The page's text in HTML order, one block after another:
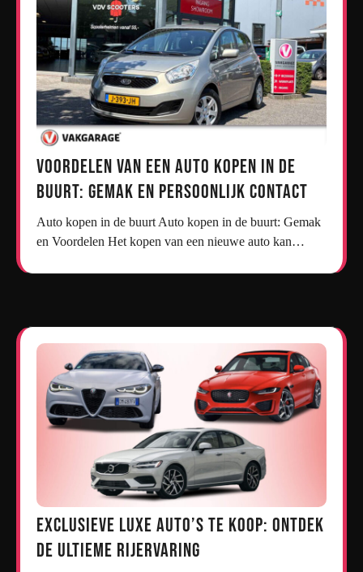
Voordelen van een Auto Kopen in de
Buurt: Gemak en Persoonlijk Contact
Auto kopen in de buurt Auto kopen in de buurt: Gemak
en Voordelen Het kopen van een nieuwe auto kan…
Exclusieve Luxe Auto’s te Koop: Ontdek
de Ultieme Rijervaring